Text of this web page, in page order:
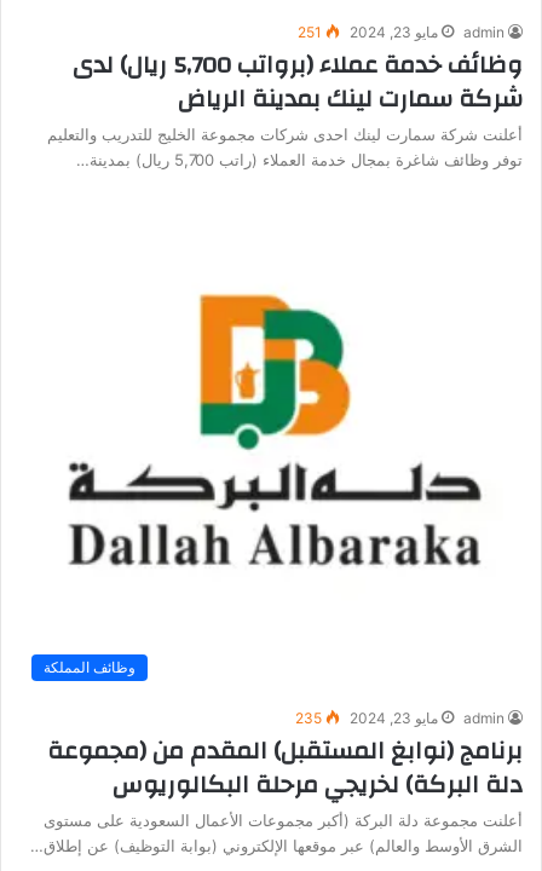
admin مايو 23, 2024 251
وظائف خدمة عملاء (برواتب 5,700 ريال) لدى
شركة سمارت لينك بمدينة الرياض
أعلنت شركة سمارت لينك احدى شركات مجموعة الخليج للتدريب والتعليم
توفر وظائف شاغرة بمجال خدمة العملاء (راتب 5,700 ريال) بمدينة…
وظائف المملكة
admin مايو 23, 2024 235
برنامج (نوابغ المستقبل) المقدم من (مجموعة
دلة البركة) لخريجي مرحلة البكالوريوس
أعلنت مجموعة دلة البركة (أكبر مجموعات الأعمال السعودية على مستوى
الشرق الأوسط والعالم) عبر موقعها الإلكتروني (بوابة التوظيف) عن إطلاق…